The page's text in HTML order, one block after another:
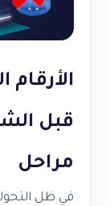
الأرقام
مراحل
في ظل التحولات الاقتصادية المتسارعة وزيادة الوعي